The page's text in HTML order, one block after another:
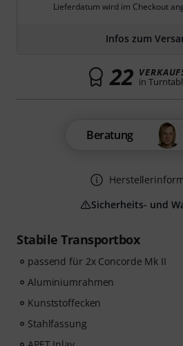
Stabile Transportbox
passend für 2x Concorde Mk II
Aluminiumrahmen
Kunststoffecken
Stahlfassung
Lieferdatum wird im Checkout
Infos zum
22 in
Beratung
Sicherheits- und